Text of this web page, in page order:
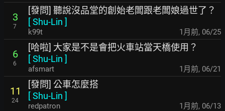
3
7
[發問] 聽說沒品堂的創始老闆跟老闆娘過世了？
[Shu-Lin ]
k99t 1月前, 06/25
6
6
[哈啦] 大家是不是會把火車站當天橋使用？
[Shu-Lin ]
afsmart 1月前, 06/21
11
24
[發問] 公車怎麼搭
[Shu-Lin ]
redpatron 1月前, 06/13